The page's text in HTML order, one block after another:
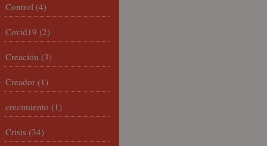
Control (4)
Covid19 (2)
Creación (3)
Creador (1)
crecimiento (1)
Crisis (34)